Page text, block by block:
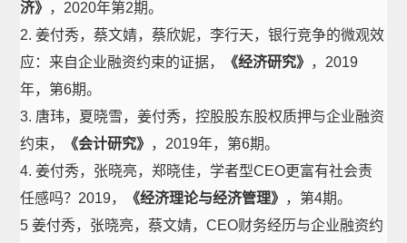
济》 ，2020年第2期。
2. 姜付秀，蔡文婧，蔡欣妮，李行天，银行竞争的微观效
应：来自企业融资约束的证据，
《经济研究》 ，2019
年，第6期。
3. 唐玮，夏晓雪，姜付秀，控股股东股权质押与企业融资
约束，
《会计研究》 ，2019年，第6期。
4. 姜付秀，张晓亮，郑晓佳，学者型CEO更富有社会责
任感吗？2019，
《经济理论与经济管理》 ，第4期。
5 姜付秀，张晓亮，蔡文婧，CEO财务经历与企业融资约